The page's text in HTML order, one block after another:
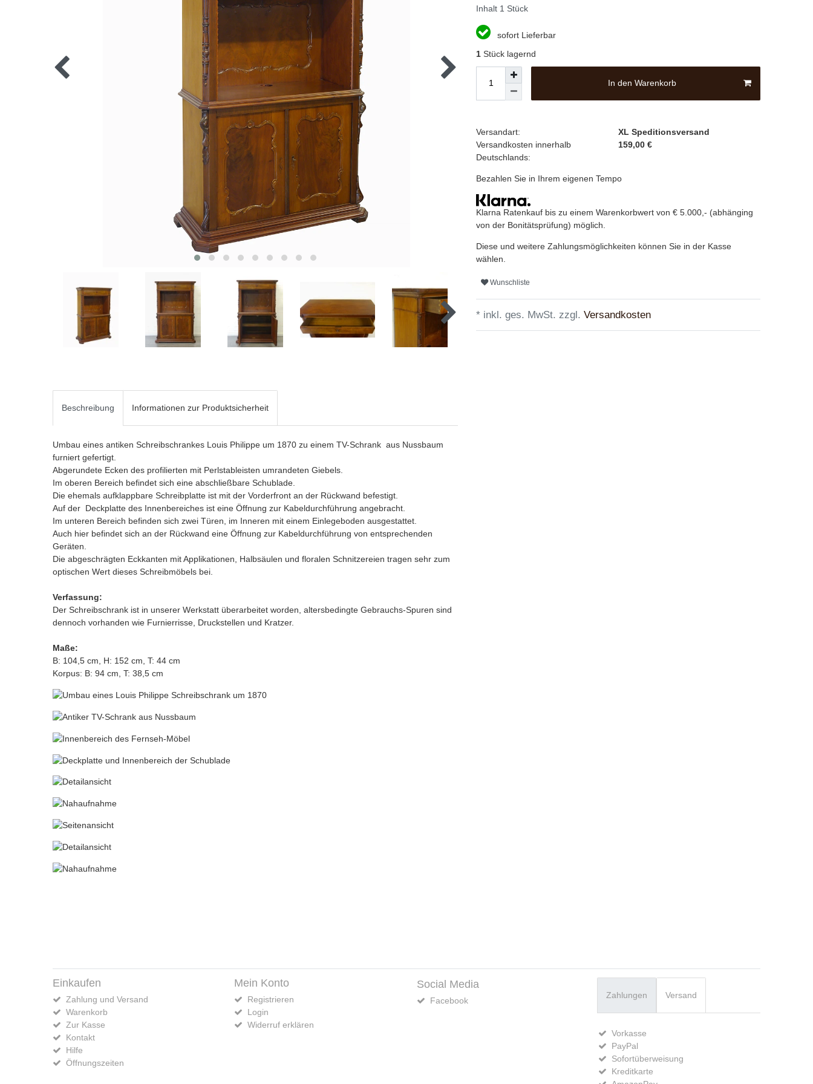
Inhalt 1 Stück
sofort Lieferbar
1 Stück lagernd
In den Warenkorb
Versandart:
XL Speditionsversand
Versandkosten innerhalb
Deutschlands:
159,00 €
Bezahlen Sie in Ihrem eigenen Tempo
Klarna Ratenkauf bis zu einem Warenkorbwert von € 5.000,- (abhänging
von der Bonitätsprüfung) möglich.
Diese und weitere Zahlungsmöglichkeiten können Sie in der Kasse
wählen.
Wunschliste
* inkl. ges. MwSt. zzgl. Versandkosten
Beschreibung Informationen zur Produktsicherheit
Umbau eines antiken Schreibschrankes Louis Philippe um 1870 zu einem TV-Schrank aus Nussbaum
furniert gefertigt.
Abgerundete Ecken des profilierten mit Perlstableisten umrandeten Giebels.
Im oberen Bereich befindet sich eine abschließbare Schublade.
Die ehemals aufklappbare Schreibplatte ist mit der Vorderfront an der Rückwand befestigt.
Auf der Deckplatte des Innenbereiches ist eine Öffnung zur Kabeldurchführung angebracht.
Im unteren Bereich befinden sich zwei Türen, im Inneren mit einem Einlegeboden ausgestattet.
Auch hier befindet sich an der Rückwand eine Öffnung zur Kabeldurchführung von entsprechenden
Geräten.
Die abgeschrägten Eckkanten mit Applikationen, Halbsäulen und floralen Schnitzereien tragen sehr zum
optischen Wert dieses Schreibmöbels bei.
Verfassung:
Der Schreibschrank ist in unserer Werkstatt überarbeitet worden, altersbedingte Gebrauchs-Spuren sind
dennoch vorhanden wie Furnierrisse, Druckstellen und Kratzer.
Maße:
B: 104,5 cm, H: 152 cm, T: 44 cm
Korpus: B: 94 cm, T: 38,5 cm
Einkaufen
Zahlung und Versand
Warenkorb
Zur Kasse
Kontakt
Hilfe
Öffnungszeiten
Mein Konto
Registrieren
Login
Widerruf erklären
Social Media
Facebook
Zahlungen Versand
Vorkasse
PayPal
Sofortüberweisung
Kreditkarte